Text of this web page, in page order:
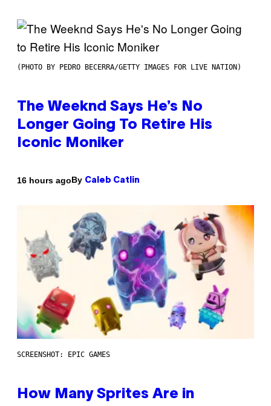
(PHOTO BY PEDRO BECERRA/GETTY IMAGES FOR LIVE NATION)
The Weeknd Says He’s No
Longer Going To Retire His
Iconic Moniker
16 hours agoBy Caleb Catlin
SCREENSHOT: EPIC GAMES
How Many Sprites Are in